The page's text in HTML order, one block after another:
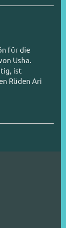
für die
Usha.
ist
Rüden Ari